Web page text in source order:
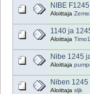
NIBE
Aloittaja
1140 ja
Aloittaja
Nibe 1245
Aloittaja
Niben 1245
Aloittaja sljk